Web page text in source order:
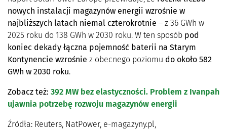
nowych instalacji magazynów energii wzrośnie w
najbliższych latach niemal czterokrotnie – z 36 GWh w
2025 roku do 138 GWh w 2030 roku. W ten sposób pod
koniec dekady łączna pojemność baterii na Starym
Kontynencie wzrośnie z obecnego poziomu do około 582
GWh w 2030 roku.
Zobacz też: 392 MW bez elastyczności. Problem z Ivanpah
ujawnia potrzebę rozwoju magazynów energii
Źródła: Reuters, NatPower, e-magazyny.pl,